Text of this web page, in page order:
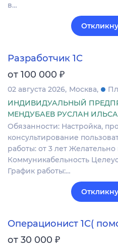
в…
Разработчик 1С
от 100 000 ₽
02 августа 2026 Москва
ИНДИВИДУАЛЬНЫЙ
МЕНДУБАЕВ РУСЛАН
Обязанности: Настройка,
консультирование
работы: от 3 лет
Коммуникабельность
График работы:…
Операционист 1С(
от 30 000 ₽